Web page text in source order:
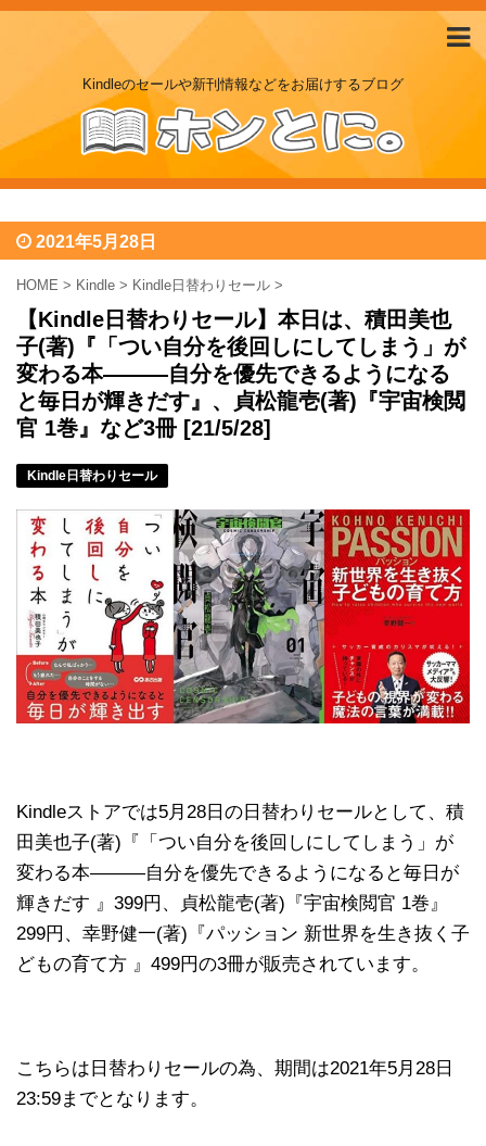
Kindleのセールや新刊情報などをお届けするブログ
2021年5月28日
HOME > Kindle > Kindle日替わりセール >
【Kindle日替わりセール】本日は、積田美也
子(著)『「つい自分を後回しにしてしまう」が
変わる本―――自分を優先できるようになる
と毎日が輝きだす』、貞松龍壱(著)『宇宙検閲
官 1巻』など3冊 [21/5/28]
Kindle日替わりセール
Kindleストアでは5月28日の日替わりセールとして、積
田美也子(著)『「つい自分を後回しにしてしまう」が
変わる本―――自分を優先できるようになると毎日が
輝きだす 』399円、貞松龍壱(著)『宇宙検閲官 1巻』
299円、幸野健一(著)『パッション 新世界を生き抜く子
どもの育て方 』499円の3冊が販売されています。
こちらは日替わりセールの為、期間は2021年5月28日
23:59までとなります。